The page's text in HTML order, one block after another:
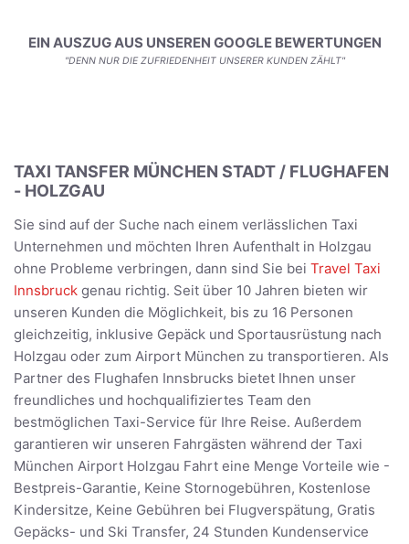
EIN AUSZUG AUS UNSEREN GOOGLE BEWERTUNGEN
"DENN NUR DIE ZUFRIEDENHEIT UNSERER KUNDEN ZÄHLT"
TAXI TANSFER MÜNCHEN STADT / FLUGHAFEN
- HOLZGAU
Sie sind auf der Suche nach einem verlässlichen Taxi
Unternehmen und möchten Ihren Aufenthalt in Holzgau
ohne Probleme verbringen, dann sind Sie bei Travel Taxi
Innsbruck genau richtig. Seit über 10 Jahren bieten wir
unseren Kunden die Möglichkeit, bis zu 16 Personen
gleichzeitig, inklusive Gepäck und Sportausrüstung nach
Holzgau oder zum Airport München zu transportieren. Als
Partner des Flughafen Innsbrucks bietet Ihnen unser
freundliches und hochqualifiziertes Team den
bestmöglichen Taxi-Service für Ihre Reise. Außerdem
garantieren wir unseren Fahrgästen während der Taxi
München Airport Holzgau Fahrt eine Menge Vorteile wie -
Bestpreis-Garantie, Keine Stornogebühren, Kostenlose
Kindersitze, Keine Gebühren bei Flugverspätung, Gratis
Gepäcks- und Ski Transfer, 24 Stunden Kundenservice